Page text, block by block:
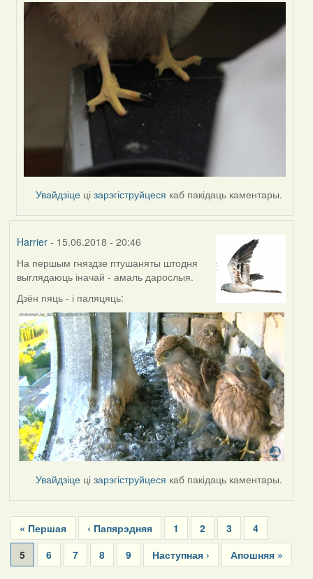
Увайдзіце цізарэгіструйцеся каб пакідаць каментары.
Harrier- 15.06.2018 - 20:46
На першым гняздзе птушаняты штодня
выглядаюць іначай - амаль дарослыя.
Дзён пяць - і паляцяць:
Увайдзіце цізарэгіструйцеся каб пакідаць каментары.
Pagination
First
page
« Першая
Previous
page
‹ Папярэдняя Page
1 Page
2 Page
3 Page
4
Current
page
5 Page
6 Page
7 Page
8 Page
9
Next
page
Наступная ›
Last
page
Апошняя »